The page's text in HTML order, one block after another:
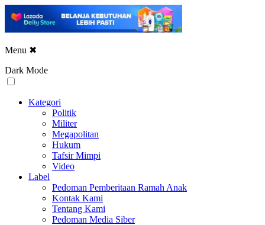
Menu ✖
Dark Mode
Kategori
Politik
Militer
Megapolitan
Hukum
Tafsir Mimpi
Video
Label
Pedoman Pemberitaan Ramah Anak
Kontak Kami
Tentang Kami
Pedoman Media Siber